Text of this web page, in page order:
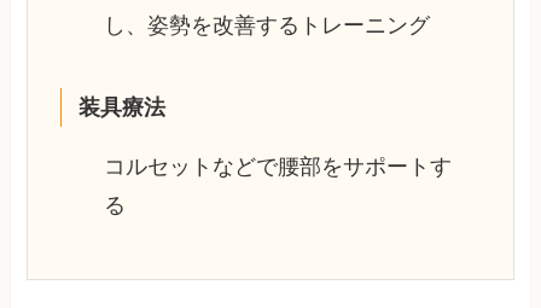
し、姿勢を改善するトレーニング
装具療法
コルセットなどで腰部をサポートす
る